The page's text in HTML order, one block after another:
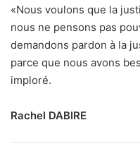
«Nous voulons que la
nous ne pensons pas
demandons pardon à la
parce que nous avons
imploré.
Rachel DABIRE